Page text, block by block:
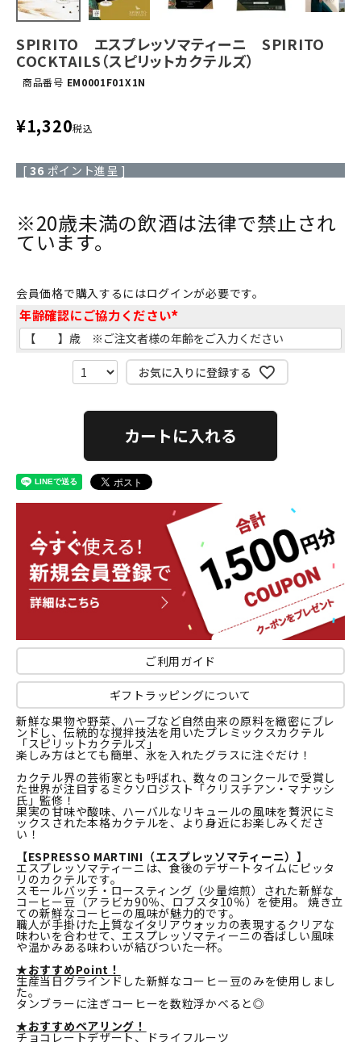
SPIRITO エスプレッソマティーニ SPIRITO
COCKTAILS（スピリットカクテルズ）
商品番号 EM0001F01X1N
¥1,320税込
[ 36 ポイント進呈 ]
※20歳未満の飲酒は法律で禁止され
ています。
会員価格で購入するにはログインが必要です。
年齢確認にご協力ください
(
必
須
)
お気に入りに登録する
カートに入れる
ご利用ガイド
ギフトラッピングについて
新鮮な果物や野菜、ハーブなど自然由来の原料を緻密にブレ
ンドし、伝統的な撹拌技法を用いたプレミックスカクテル
「スピリットカクテルズ」
楽しみ方はとても簡単、氷を入れたグラスに注ぐだけ！
カクテル界の芸術家とも呼ばれ、数々のコンクールで受賞し
た世界が注目するミクソロジスト「クリスチアン・マナッシ
氏」監修！
果実の甘味や酸味、ハーバルなリキュールの風味を贅沢にミ
ックスされた本格カクテルを、より身近にお楽しみくださ
い！
【ESPRESSO MARTINI（エスプレッソマティーニ）】
エスプレッソマティーニは、食後のデザートタイムにピッタ
リのカクテルです。
スモールバッチ・ロースティング（少量焙煎）された新鮮な
コーヒー豆（アラビカ90％、ロブスタ10％）を使用。 焼き立
ての新鮮なコーヒーの風味が魅力的です。
職人が手掛けた上質なイタリアウォッカの表現するクリアな
味わいを合わせて、エスプレッソマティーニの香ばしい風味
や温かみある味わいが結びついた一杯。
★おすすめPoint！
生産当日グラインドした新鮮なコーヒー豆のみを使用しまし
た。
タンブラーに注ぎコーヒーを数粒浮かべると◎
★おすすめペアリング！
チョコレートデザート、ドライフルーツ